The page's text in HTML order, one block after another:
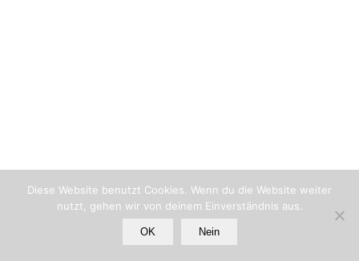
Diese Website benutzt Cookies. Wenn du die Website weiter
nutzt, gehen wir von deinem Einverständnis aus.
OK Nein